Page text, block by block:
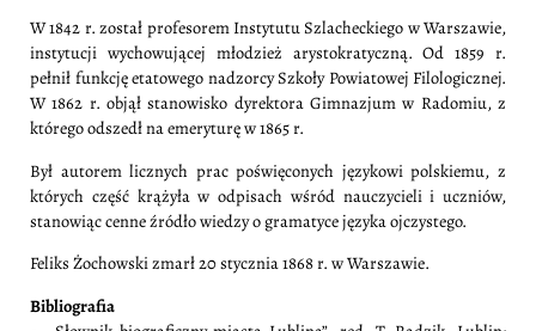
W 1842 r. został profesorem Instytutu Szlacheckiego w Warszawie,
instytucji wychowującej młodzież arystokratyczną. Od 1859 r.
pełnił funkcję etatowego nadzorcy Szkoły Powiatowej Filologicznej.
W 1862 r. objął stanowisko dyrektora Gimnazjum w Radomiu, z
którego odszedł na emeryturę w 1865 r.
Był autorem licznych prac poświęconych językowi polskiemu, z
których część krążyła w odpisach wśród nauczycieli i uczniów,
stanowiąc cenne źródło wiedzy o gramatyce języka ojczystego.
Feliks Żochowski zmarł 20 stycznia 1868 r. w Warszawie.
Bibliografia